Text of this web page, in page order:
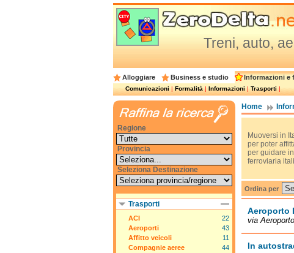
Treni, auto,
Alloggiare Business e studio Informazioni e
Comunicazioni|Formalità|Informazioni|Trasporti|
Home
Muoversi in
per poter
per guidare
ferroviaria
Ordina per
Aeroporto
via
In
Regione
Provincia
Seleziona Destinazione
Trasporti
ACI
22
Aeroporti
43
Affitto veicoli
11
Compagnie aeree
44